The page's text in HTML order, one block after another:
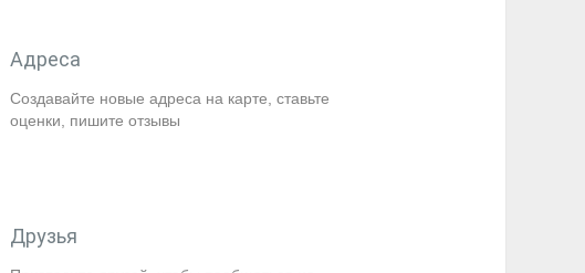
Адреса
Создавайте новые адреса на карте, ставьте
оценки, пишите отзывы
Друзья